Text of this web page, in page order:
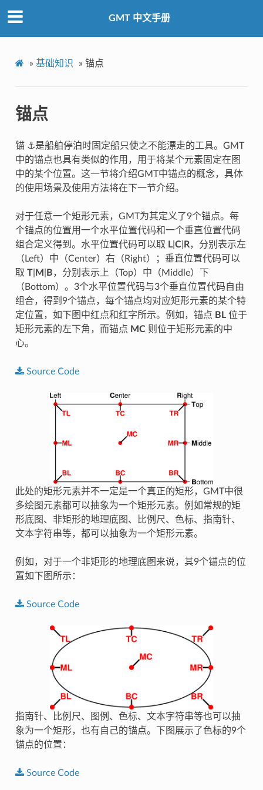
GMT 中文手册
» 基础知识 » 锚点
锚点
锚 ⚓是船舶停泊时固定船只使之不能漂走的工具。GMT
中的锚点也具有类似的作用，用于将某个元素固定在图
中的某个位置。这一节将介绍GMT中锚点的概念，具体
的使用场景及使用方法将在下一节介绍。
对于任意一个矩形元素，GMT为其定义了9个锚点。每
个锚点的位置用一个水平位置代码和一个垂直位置代码
组合定义得到。水平位置代码可以取 L| C| R，分别表示左
（Left）中（Center）右（Right）；垂直位置代码可以
取 T| M B，分别表示上（Top）中（Middle）下
（Bottom）。3个水平位置代码与3个垂直位置代码自由
组合，得到9个锚点，每个锚点均对应矩形元素的某个特
定位置，如下图中红点和红字所示。例如，锚点 BL位于
矩形元素的左下角，而锚点 MC则位于矩形元素的中
心。
Source Code
此处的矩形元素并不一定是一个真正的矩形，GMT中很
多绘图元素都可以抽象为一个矩形元素。例如常规的矩
形底图、非矩形的地理底图、比例尺、色标、指南针、
文本字符串等，都可以抽象为一个矩形元素。
例如，对于一个非矩形的地理底图来说，其9个锚点的位
置如下图所示：
Source Code
指南针、比例尺、图例、色标、文本字符串等也可以抽
象为一个矩形，也有自己的锚点。下图展示了色标的9个
锚点的位置：
Source Code